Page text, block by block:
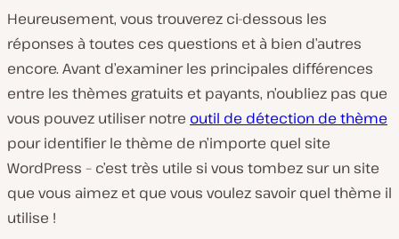
Heureusement, vous trouverez ci-dessous les
réponses à toutes ces questions et à bien d’autres
encore. Avant d’examiner les principales différences
entre les thèmes gratuits et payants, n’oubliez pas que
vous pouvez utiliser notre outil de détection de thème
pour identifier le thème de n’importe quel site
WordPress – c’est très utile si vous tombez sur un site
que vous aimez et que vous voulez savoir quel thème il
utilise !